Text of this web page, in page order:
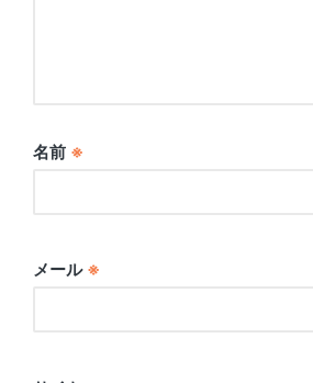
名前 ※
メール ※